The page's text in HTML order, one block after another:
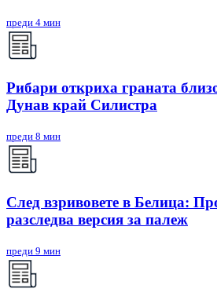
преди 4 мин
Рибари откриха граната
Дунав край Силистра
преди 8 мин
След взривовете в Белица:
разследва версия за палеж
преди 9 мин